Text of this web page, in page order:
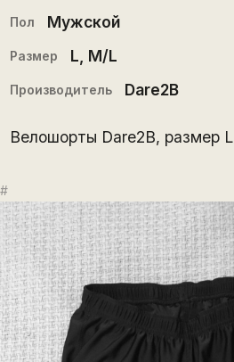
Пол Мужской
Размер L M/L
Производитель Dare2B
Велошорты Dare2B, размер L
#